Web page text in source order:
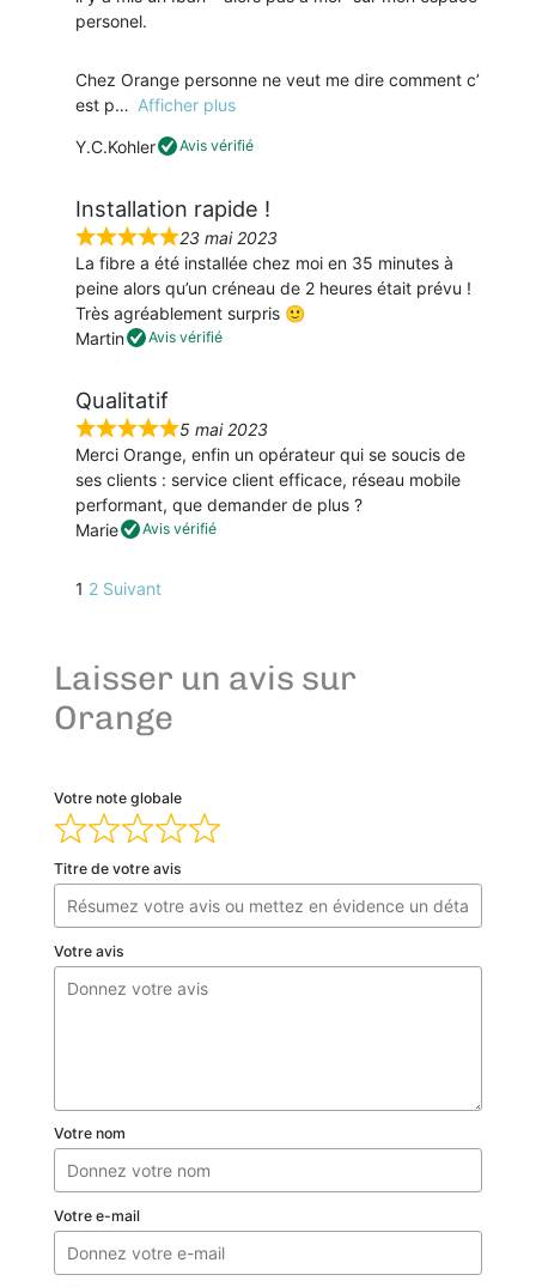
r
5
personel.
Chez Orange personne ne veut me dire comment c’
est p
Afficher plus
Y.C.Kohler Avis vérifié
Installation rapide !
N
o
t
é
5
u
r
5
23 mai 2023
La fibre a été installée chez moi en 35 minutes à
peine alors qu’un créneau de 2 heures était prévu !
Très agréablement surpris 🙂
Martin
Avis vérifié
Qualitatif
N
o
t
é
5
u
5 mai 2023
Merci Orange, enfin un opérateur qui se soucis de
ses clients : service client efficace, réseau mobile
performant, que demander de plus ?
Marie
Avis vérifié
Suite
avis
clients
Page
1 Page
2 Suivant
Laisser un avis sur
Orange
Votre note globale
Titre de votre avis
Votre avis
Votre nom
Votre e-mail